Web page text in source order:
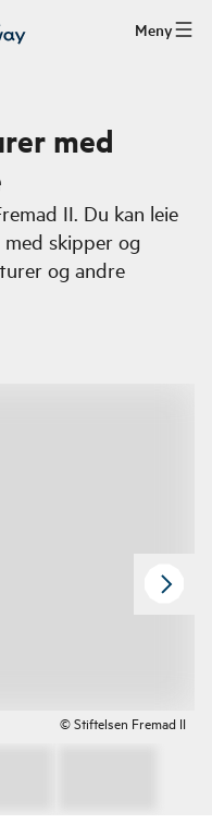
Meny
med
II. Du kan leie
skipper og
og andre
© Stiftelsen Fremad II